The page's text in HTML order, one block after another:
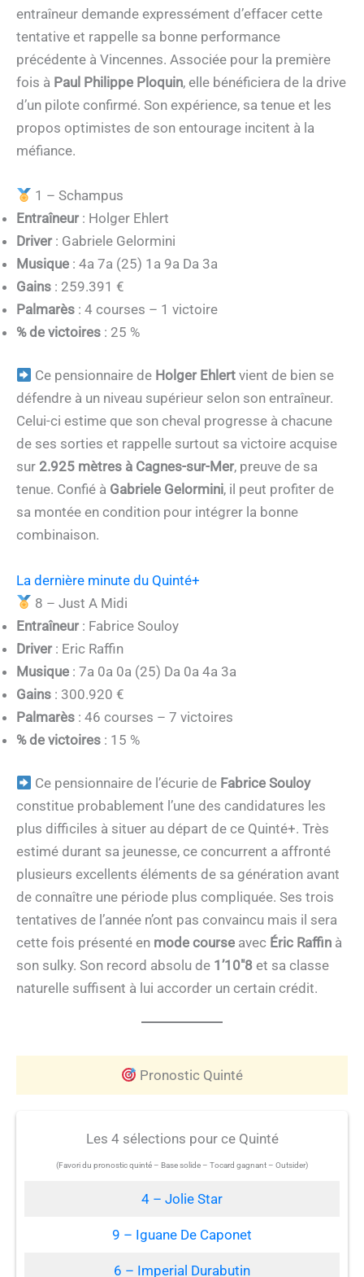
entraîneur demande expressément d’effacer cette
tentative et rappelle sa bonne performance
précédente à Vincennes. Associée pour la première
fois à Paul Philippe Ploquin, elle bénéficiera de la drive
d’un pilote confirmé. Son expérience, sa tenue et les
propos optimistes de son entourage incitent à la
méfiance.
1 – Schampus
Entraîneur: Holger Ehlert
Driver: Gabriele Gelormini
Musique : 4a 7a (25) 1a 9a Da 3a
Gains : 259.391 €
Palmarès : 4 courses – 1 victoire
% de victoires : 25 %
Ce pensionnaire de Holger Ehlert vient de bien se
défendre à un niveau supérieur selon son entraîneur.
Celui-ci estime que son cheval progresse à chacune
de ses sorties et rappelle surtout sa victoire acquise
sur 2.925 mètres à Cagnes-sur-Mer, preuve de sa
tenue. Confié à Gabriele Gelormini, il peut profiter de
sa montée en condition pour intégrer la bonne
combinaison.
La dernière minute du Quinté+
8 – Just A Midi
Entraîneur: Fabrice Souloy
Driver: Eric Raffin
Musique : 7a 0a 0a (25) Da 0a 4a 3a
Gains : 300.920 €
Palmarès : 46 courses – 7 victoires
% de victoires : 15 %
Ce pensionnaire de l’écurie de Fabrice Souloy
constitue probablement l’une des candidatures les
plus difficiles à situer au départ de ce Quinté+. Très
estimé durant sa jeunesse, ce concurrent a affronté
plusieurs excellents éléments de sa génération avant
de connaître une période plus compliquée. Ses trois
tentatives de l’année n’ont pas convaincu mais il sera
cette fois présenté en mode course avec Éric Raffin à
son sulky. Son record absolu de 1’10″8 et sa classe
naturelle suffisent à lui accorder un certain crédit.
Pronostic Quinté
Les 4 sélections pour ce Quinté
(Favori du pronostic quinté – Base solide – Tocard gagnant – Outsider)
4 – Jolie Star
9 – Iguane De Caponet
6 – Imperial Durabutin